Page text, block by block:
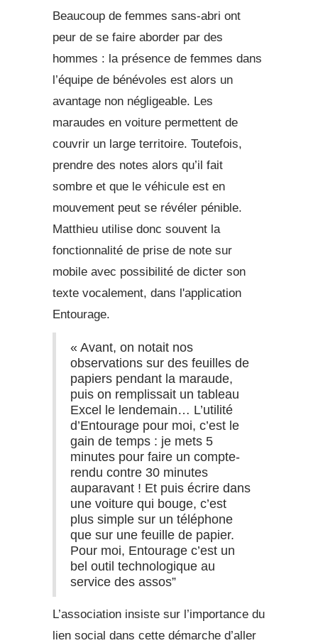
Beaucoup de femmes sans-abri ont
peur de se faire aborder par des
hommes : la présence de femmes dans
l’équipe de bénévoles est alors un
avantage non négligeable. Les
maraudes en voiture permettent de
couvrir un large territoire. Toutefois,
prendre des notes alors qu’il fait
sombre et que le véhicule est en
mouvement peut se révéler pénible.
Matthieu utilise donc souvent la
fonctionnalité de prise de note sur
mobile avec possibilité de dicter son
texte vocalement, dans l'application
Entourage.
« Avant, on notait nos
observations sur des feuilles de
papiers pendant la maraude,
puis on remplissait un tableau
Excel le lendemain… L’utilité
d’Entourage pour moi, c’est le
gain de temps : je mets 5
minutes pour faire un compte-
rendu contre 30 minutes
auparavant ! Et puis écrire dans
une voiture qui bouge, c’est
plus simple sur un téléphone
que sur une feuille de papier.
Pour moi, Entourage c’est un
bel outil technologique au
service des assos”
L’association insiste sur l’importance du
lien social dans cette démarche d’aller